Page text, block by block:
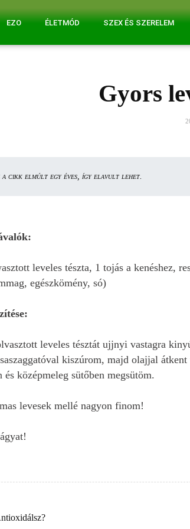
EZO ÉLETMÓD SZEX ÉS SZERELEM
Gyors
a cikk elmúlt egy éves, így elavult lehet.
leveles tészta, 1 tojás a kenéshez,
egészkömény, só)
leveles tésztát ujjnyi vastagra
kiszúrom, majd olajjal
és középmeleg sütőben megsütöm.
levesek mellé nagyon finom!